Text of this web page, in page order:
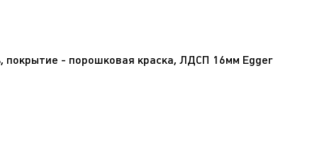
покрытие - порошковая краска, ЛДСП 16мм Egger